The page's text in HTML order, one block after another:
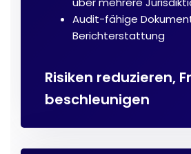
Audit-fähige
Berichterstattung
Risiken reduzieren,
beschleunigen